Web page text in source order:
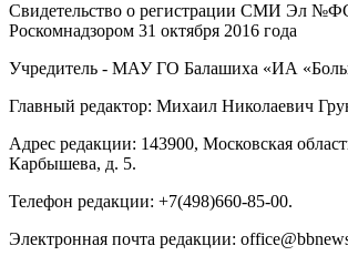
Свидетельство о регистрации СМИ Эл
Роскомнадзором 31 октября 2016 года
Учредитель - МАУ ГО Балашиха «ИА
Главный редактор: Михаил Николаевич
Адрес редакции: 143900, Московская
Карбышева, д. 5.
Телефон редакции: +7(498)660-85-00.
Электронная почта редакции: